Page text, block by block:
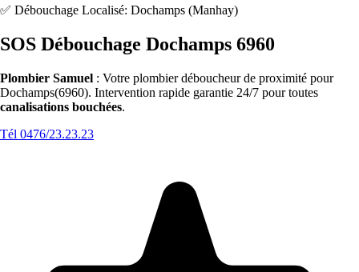
✅ Débouchage Localisé: Dochamps (Manhay)
SOS Débouchage Dochamps 6960
Plombier Samuel : Votre plombier déboucheur de proximité pour
Dochamps(6960). Intervention rapide garantie 24/7 pour toutes
canalisations bouchées.
Tél 0476/23.23.23